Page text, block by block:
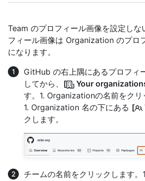
Team のプロフィール画像を設定しな
フィール画像は Organization のプロ
になります。
GitHub の右上隅にあるプロフィ
してから、 [ Your
す。1. Organizationの名前をクリ
1. Organization 名の下にある [
クします。
チームの名前をクリックします。